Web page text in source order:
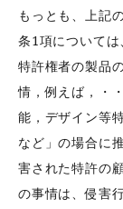
もっとも、上記
条1項について
特許権者の製品
情，例えば，・
能，デザイン等
など」の場合に
害された特許の
の事情は、侵害